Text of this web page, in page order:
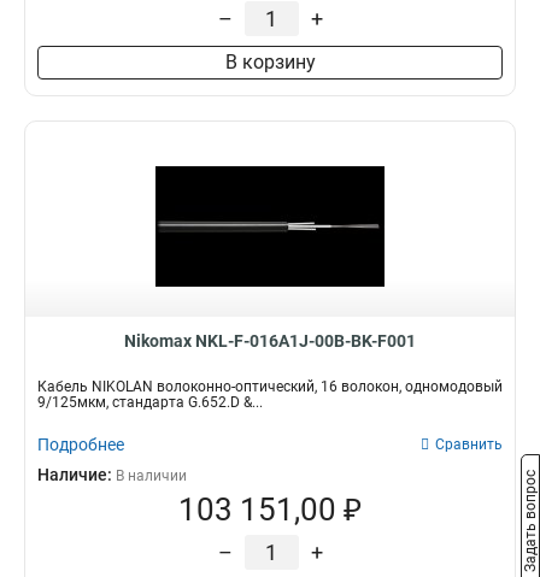
– +
В корзину
Nikomax NKL-F-016A1J-00B-BK-F001
Кабель NIKOLAN волоконно-оптический, 16 волокон, одномодовый
9/125мкм, стандарта G.652.D &...
Подробнее Сравнить
Наличие: В наличии
103 151,00 ₽
– + Задать вопрос